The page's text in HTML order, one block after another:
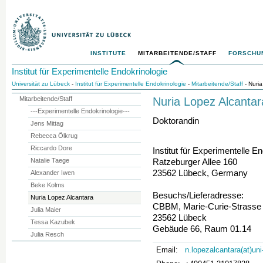
INSTITUTE MITARBEITENDE/STAFF
Institut für Experimentelle Endokrinologie
Universität zu Lübeck - Institut für Experimentelle Endokrinologie - Mitarbeitende/Staff -
Nuria Lopez
Doktorandin
Institut für Experimentelle
Ratzeburger Allee 160
23562 Lübeck, Germany
Besuchs/Lieferadresse:
CBBM, Marie-Curie-Strasse
23562 Lübeck
Gebäude 66, Raum 01.14
Email:
Mitarbeitende/Staff
---Experimentelle Endokrinologie---
Jens Mittag
Rebecca Ölkrug
Riccardo Dore
Natalie Taege
Alexander Iwen
Beke Kolms
Nuria Lopez Alcantara
Julia Maier
Tessa Kazubek
Julia Resch